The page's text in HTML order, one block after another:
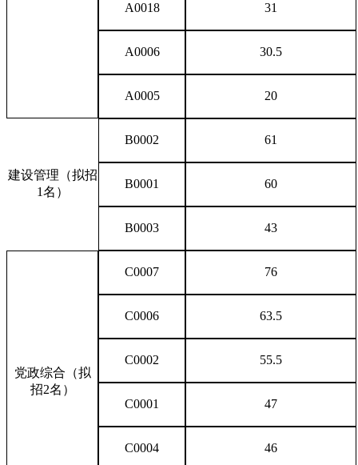
A0018 31
A0006 30.5
A0005 20
建设管理（拟招
1名）
B0002 61
B0001 60
B0003 43
党政综合（拟
招2名）
C0007 76
C0006 63.5
C0002 55.5
C0001 47
C0004 46